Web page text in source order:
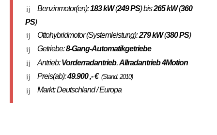
Benzinmotor(en):183 kW(249 PS) bis265 kW(360
PS)
Ottohybridmotor (Systemleistung):279 kW(380 PS)
Getriebe:8-Gang-Automatikgetriebe
Antrieb:Vorderradantrieb,Allradantrieb 4Motion
Preis(ab):49.900,- € (Stand: 2010)
Markt: Deutschland / Europa